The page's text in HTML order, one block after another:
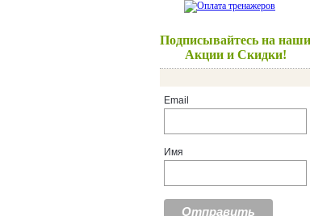
Подписывайтесь на наши
Акции и Скидки!
Email
Имя